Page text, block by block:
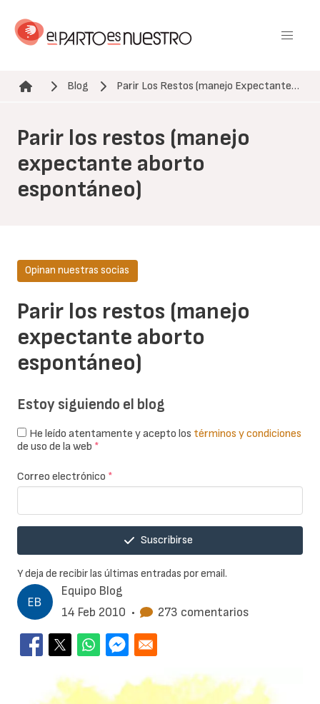
contenido
Ruta de navegación
Blog Parir Los Restos (manejo Expectante…
Parir los restos (manejo
expectante aborto
espontáneo)
Equipo Blog
14 Feb 2010 • 273 comentarios
Parir los restos (manejo
expectante aborto
espontáneo)
Opinan nuestras socias
Estoy siguiendo el blog
He leído atentamente y acepto los términos y condiciones
de uso de la web *
Correo electrónico *
Suscribirse
Y deja de recibir las últimas entradas por email.